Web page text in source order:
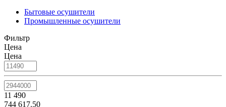
Бытовые осушители
Промышленные осушители
Фильтр
Цена
Цена
11 490
744 617.50